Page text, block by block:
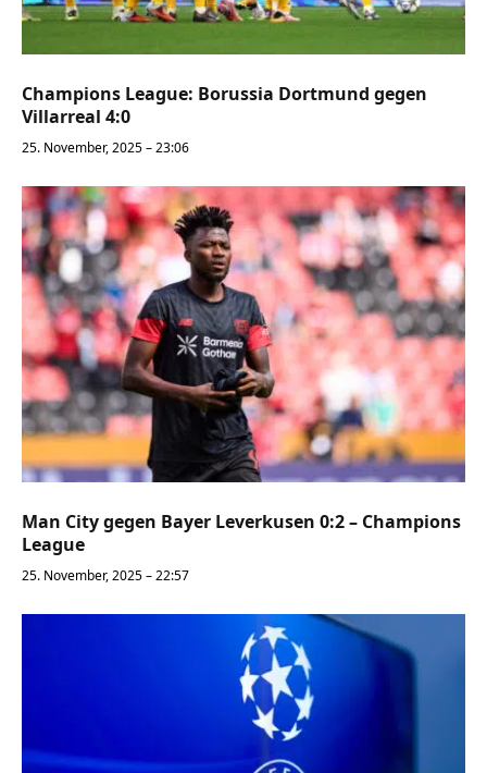
Champions League: Borussia Dortmund gegen
Villarreal 4:0
25. November, 2025 – 23:06
Man City gegen Bayer Leverkusen 0:2 – Champions
League
25. November, 2025 – 22:57